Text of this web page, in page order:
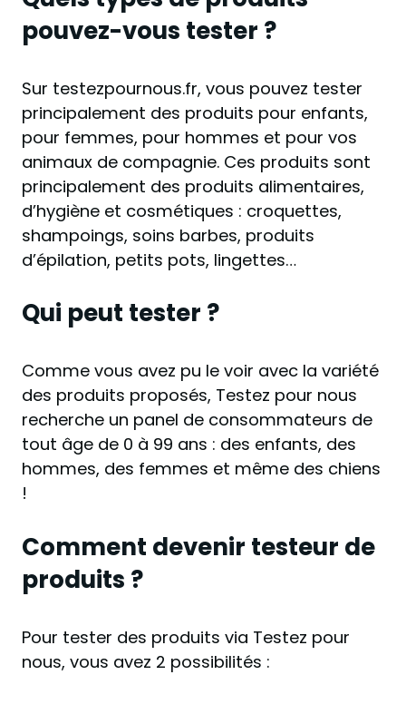
pouvez-vous tester ?
Sur testezpournous.fr, vous pouvez tester
principalement des produits pour enfants,
pour femmes, pour hommes et pour vos
animaux de compagnie. Ces produits sont
principalement des produits alimentaires,
d’hygiène et cosmétiques : croquettes,
shampoings, soins barbes, produits
d’épilation, petits pots, lingettes…
Qui peut tester ?
Comme vous avez pu le voir avec la variété
des produits proposés, Testez pour nous
recherche un panel de consommateurs de
tout âge de 0 à 99 ans : des enfants, des
hommes, des femmes et même des chiens
!
Comment devenir testeur de
produits ?
Pour tester des produits via Testez pour
nous, vous avez 2 possibilités :